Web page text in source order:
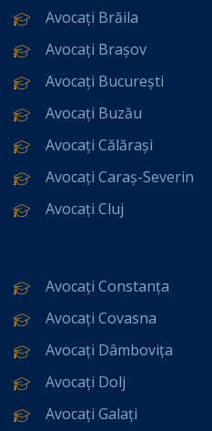
Avocați Brăila
Avocați Brașov
Avocați București
Avocați Buzău
Avocați Călărași
Avocați Caraș-Severin
Avocați Cluj
Avocați Constanța
Avocați Covasna
Avocați Dâmbovița
Avocați Dolj
Avocați Galați